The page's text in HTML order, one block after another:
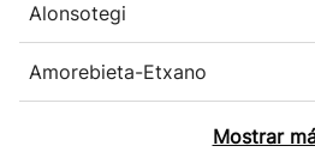
Alonsotegi
Amorebieta-Etxano
Mostrar